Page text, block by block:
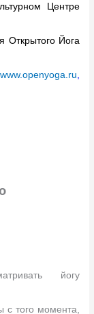
Центре
Открытого Йога
www.openyoga.ru
йогу
с того момента,